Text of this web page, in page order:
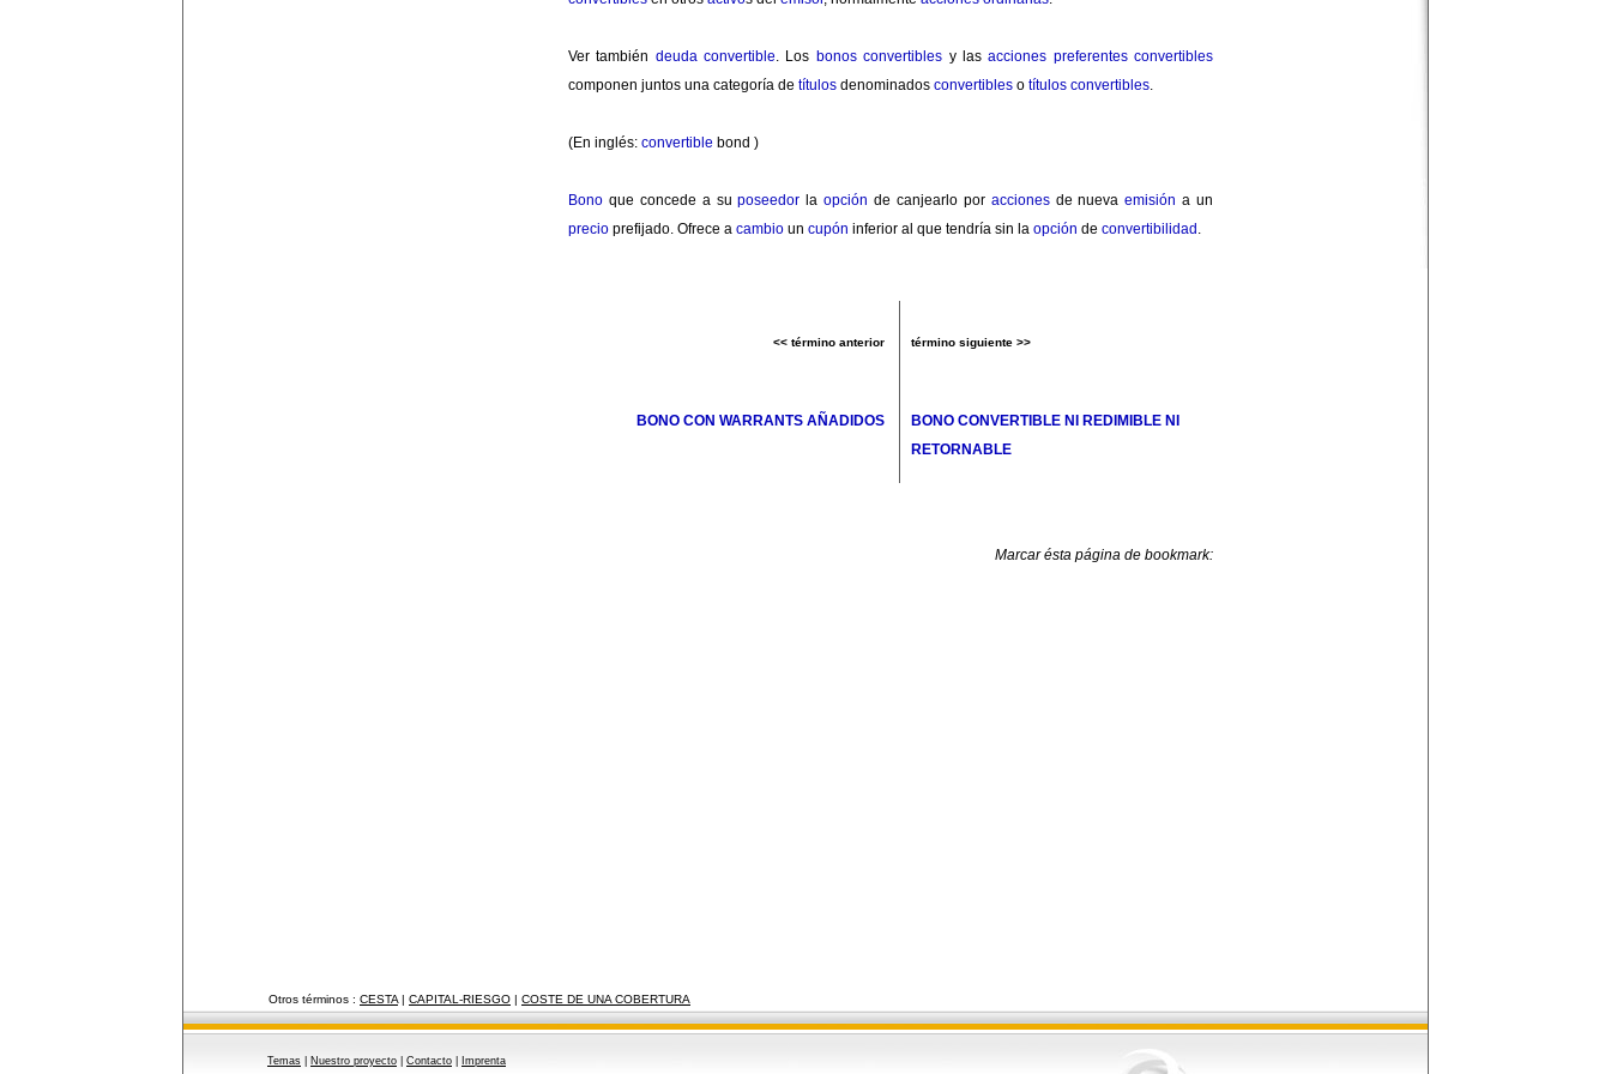
Ver también deuda convertible. Los bonos convertibles y lasacciones preferentes convertibles
componen juntos una categoría de títulos denominados convertibles o títulos convertibles.
(En inglés: convertible bond )
Bono que concede a suposeedor laopción de canjearlo por accionesde nuevaemisión a un
precio prefijado. Ofrece a cambio un cupón inferior al que tendría sin la opción de convertibilidad .
<< término anterior término siguiente >>
BONO CON WARRANTS AÑADIDOS
BONO CONVERTIBLE NI REDIMIBLE NI
RETORNABLE
Marcar ésta página de bookmark:
Otros términos : CESTA | CAPITAL-RIESGO | COSTE DE UNA COBERTURA
Temas Nuestro proyecto Contacto Imprenta